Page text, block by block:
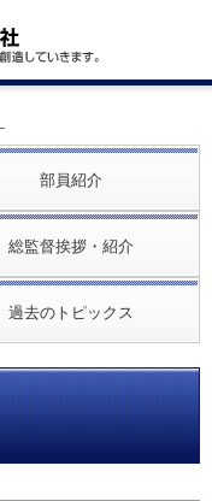
部員紹介
総監督挨拶・紹介
過去のトピックス